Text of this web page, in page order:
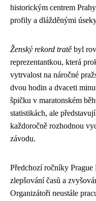
historickým centrem
profily a dlážděnými
Ženský rekord tratě byl
reprezentantkou, která
vytrvalost na náročné
dvou hodin a dvaceti
špičku v maratonském
statistikách, ale
každoročně rozhodnou
závodu.
Předchozí ročníky Prague
zlepšování časů a
Organizátoři neustále